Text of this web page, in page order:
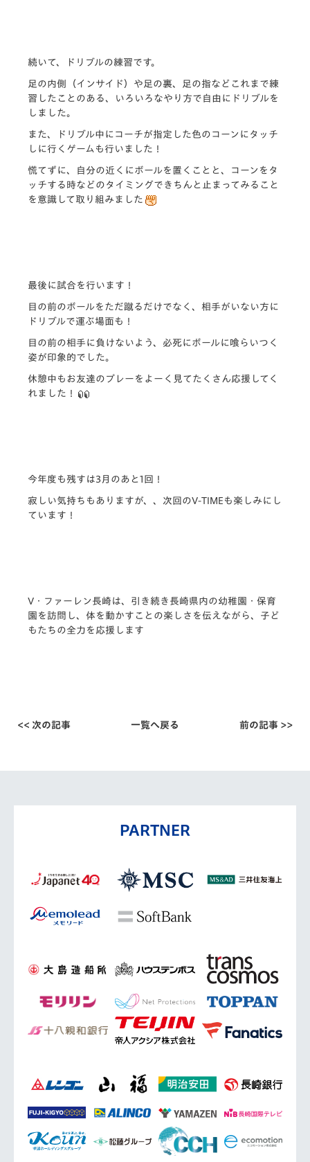
続いて、ドリブルの練習です。
足の内側（インサイド）や足の裏、
足の指などこれまで練
習したことのある、
いろいろなやり方で自由にドリブルを
しました。
また、
ドリブル中にコーチが指定した色のコーンにタッチ
しに行くゲーム も行いました！
慌てずに、自分の近くにボールを置くことと、
コーンをタ
ッチする時などのタイミングできちんと止まってみるこ と
を意識して取り組みました
最後に試合を行います！
目の前のボールをただ蹴るだけでなく、 相手がいない方に
ドリブルで運ぶ場面も！
目の前の相手に負けないよう、 必死にボールに喰らいつく
姿が印象的でした。
休憩中もお友達のプレーをよーく見てたくさん応援してく
れました ！
今年度も残すは3月のあと1回！
寂しい気持ちもありますが、、次回のV-TIMEも楽しみにし
ています！
V・ファーレン長崎は、引き続き長崎県内の幼稚園・ 保育
園を訪問し、体を動かすことの楽しさを伝えながら、 子ど
もたちの全力を応援します
<< 次の記事 一覧へ戻る 前の記事 >>
PARTNER